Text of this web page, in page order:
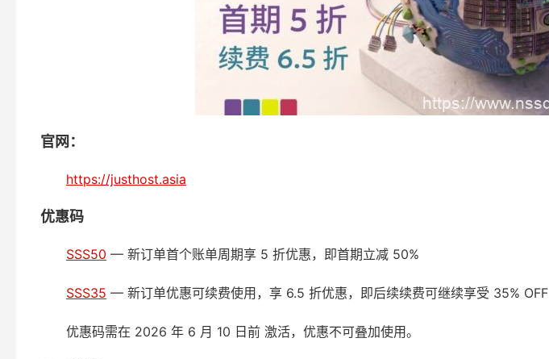
官网：
https://justhost.asia
优惠码
SSS50 — 新订单首个账单周期享 5 折优惠，即首期立减 50%
SSS35 — 新订单优惠可续费使用，享 6.5 折优惠，即后续续费可继续享受 35% OFF
优惠码需在 2026 年 6 月 10 日前 激活，优惠不可叠加使用。